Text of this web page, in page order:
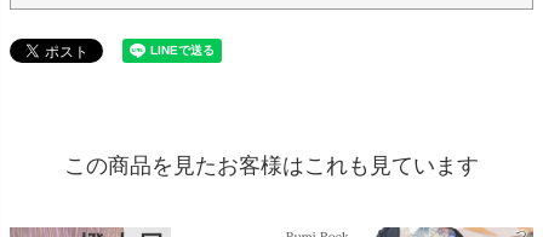
この商品を見たお客様はこれも見ています